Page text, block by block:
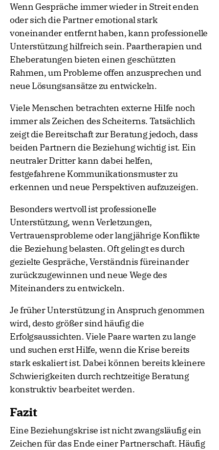
Wenn Gespräche immer wieder in Streit enden
oder sich die Partner emotional stark
voneinander entfernt haben, kann professionelle
Unterstützung hilfreich sein. Paartherapien und
Eheberatungen bieten einen geschützten
Rahmen, um Probleme offen anzusprechen und
neue Lösungsansätze zu entwickeln.
Viele Menschen betrachten externe Hilfe noch
immer als Zeichen des Scheiterns. Tatsächlich
zeigt die Bereitschaft zur Beratung jedoch, dass
beiden Partnern die Beziehung wichtig ist. Ein
neutraler Dritter kann dabei helfen,
festgefahrene Kommunikationsmuster zu
erkennen und neue Perspektiven aufzuzeigen.
Besonders wertvoll ist professionelle
Unterstützung, wenn Verletzungen,
Vertrauensprobleme oder langjährige Konflikte
die Beziehung belasten. Oft gelingt es durch
gezielte Gespräche, Verständnis füreinander
zurückzugewinnen und neue Wege des
Miteinanders zu entwickeln.
Je früher Unterstützung in Anspruch genommen
wird, desto größer sind häufig die
Erfolgsaussichten. Viele Paare warten zu lange
und suchen erst Hilfe, wenn die Krise bereits
stark eskaliert ist. Dabei können bereits kleinere
Schwierigkeiten durch rechtzeitige Beratung
konstruktiv bearbeitet werden.
Fazit
Eine Beziehungskrise ist nicht zwangsläufig ein
Zeichen für das Ende einer Partnerschaft. Häufig